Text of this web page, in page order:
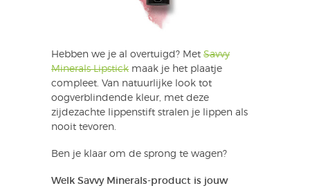
Hebben we je al overtuigd? Met Savvy
Minerals Lipstick maak je het plaatje
compleet. Van natuurlijke look tot
oogverblindende kleur, met deze
zijdezachte lippenstift stralen je lippen als
nooit tevoren.
Ben je klaar om de sprong te wagen?
Welk Savvy Minerals-product is jouw